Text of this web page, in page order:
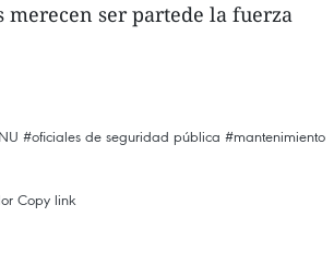
merecen ser partede la fuerza
#oficiales de seguridad pública #mantenimiento
Copy link